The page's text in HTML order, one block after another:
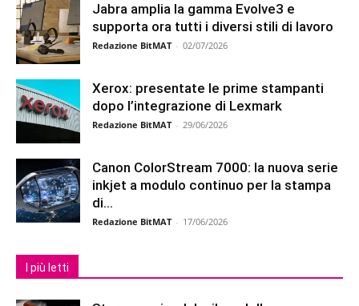
Jabra amplia la gamma Evolve3 e
supporta ora tutti i diversi stili di lavoro
Redazione BitMAT - 02/07/2026
Xerox: presentate le prime stampanti
dopo l’integrazione di Lexmark
Redazione BitMAT - 29/06/2026
Canon ColorStream 7000: la nuova serie
inkjet a modulo continuo per la stampa
di...
Redazione BitMAT - 17/06/2026
I più letti